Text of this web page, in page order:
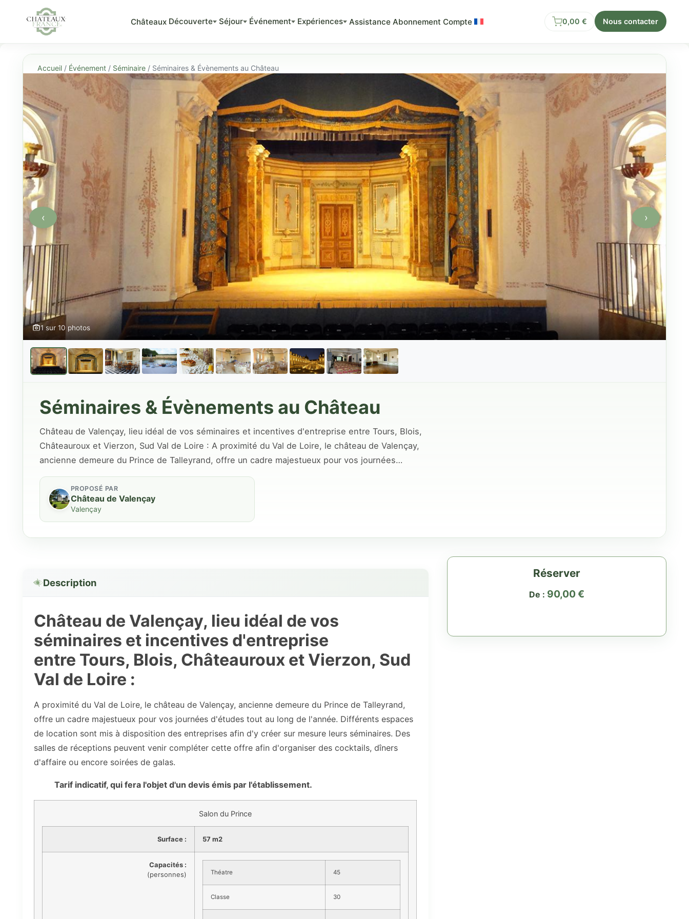
Châteaux Découverte Séjour Événement Expériences Assistance Abonnement Compte 0,00 € Nous contacter
Accueil / Événement / Séminaire / Séminaires & Évènements au Château
1 sur 10 photos
‹ ›
Séminaires & Évènements au Château
Château de Valençay, lieu idéal de vos séminaires et incentives d'entreprise entre Tours, Blois,
Châteauroux et Vierzon, Sud Val de Loire : A proximité du Val de Loire, le château de Valençay,
ancienne demeure du Prince de Talleyrand, offre un cadre majestueux pour vos journées…
PROPOSÉ PAR
Château de Valençay
Valençay
Réserver
De : 90,00€
Description
Château de Valençay, lieu idéal de vos
séminaires et incentives d'entreprise
entre Tours, Blois, Châteauroux et Vierzon, Sud
Val de Loire :
A proximité du Val de Loire, le château de Valençay, ancienne demeure du Prince de Talleyrand,
offre un cadre majestueux pour vos journées d'études tout au long de l'année. Différents espaces
de location sont mis à disposition des entreprises afin d'y créer sur mesure leurs séminaires. Des
salles de réceptions peuvent venir compléter cette offre afin d'organiser des cocktails, dîners
d'affaire ou encore soirées de galas.
Tarif indicatif, qui fera l'objet d'un devis émis par l'établissement.
Salon du Prince
Surface : 57 m2
Capacités :
(personnes)
Théatre 45
Classe 30